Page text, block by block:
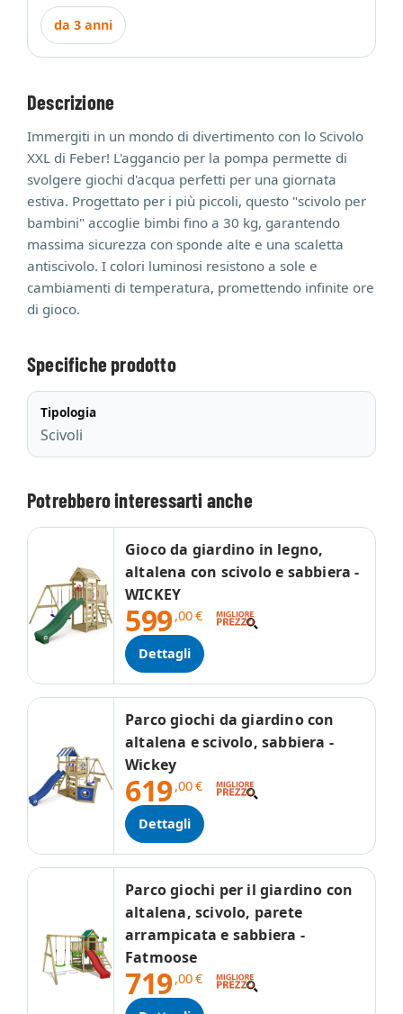
da 3 anni
Descrizione
Immergiti in un mondo di divertimento con lo Scivolo
XXL di Feber! L'aggancio per la pompa permette di
svolgere giochi d'acqua perfetti per una giornata
estiva. Progettato per i più piccoli, questo "scivolo per
bambini" accoglie bimbi fino a 30 kg, garantendo
massima sicurezza con sponde alte e una scaletta
antiscivolo. I colori luminosi resistono a sole e
cambiamenti di temperatura, promettendo infinite ore
di gioco.
Specifiche prodotto
Tipologia
Scivoli
Potrebbero interessarti anche
Gioco da giardino in legno,
altalena con scivolo e sabbiera -
WICKEY
599,00€
Dettagli
Parco giochi da giardino con
altalena e scivolo, sabbiera -
Wickey
619,00€
Dettagli
Parco giochi per il giardino con
altalena, scivolo, parete
arrampicata e sabbiera -
Fatmoose
719,00€